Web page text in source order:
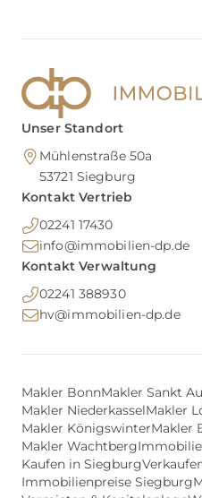
Unser Standort
Mühlenstraße 50a
53721 Siegburg
Kontakt Vertrieb
02241 17430
info@immobilien-dp.de
Kontakt Verwaltung
02241 388930
hv@immobilien-dp.de
Makler BonnMakler Sankt
Makler NiederkasselMakler
Makler KönigswinterMakler
Makler Wachtberg
Kaufen in Siegburg
Immobilienpreise Siegburg